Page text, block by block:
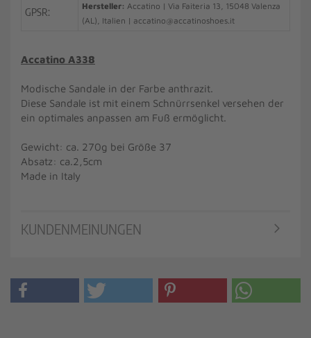
GPSR: Hersteller: Accatino | Via Faiteria 13, 15048 Valenza
(AL), Italien | accatino@accatinoshoes.it
Accatino A338
Modische Sandale in der Farbe anthrazit.
Diese Sandale ist mit einem Schnürrsenkel versehen der
ein optimales anpassen am Fuß ermöglicht.
Gewicht: ca. 270g bei Größe 37
Absatz: ca.2,5cm
Made in Italy
KUNDENMEINUNGEN